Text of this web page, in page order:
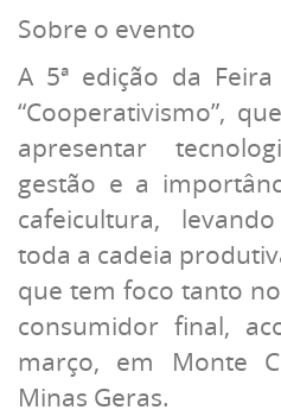
Sobre o evento
A 5ª edição da
“Cooperativismo”,
apresentar
gestão e a
cafeicultura,
toda a cadeia
que tem foco tanto
consumidor final,
março, em Monte
Minas Geras.